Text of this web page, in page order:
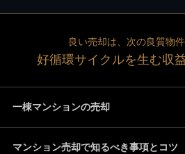
良い売却は、次の良質物
好循環サイクルを生む収
一棟マンションの売却
マンション売却で知るべき事項とコツ